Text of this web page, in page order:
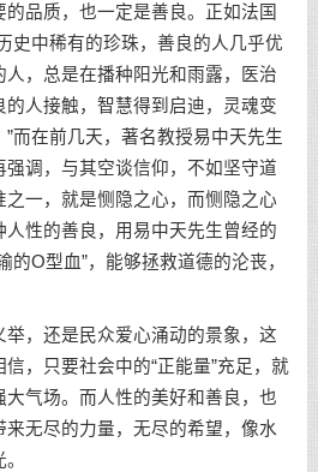
品质，也一定是善良。正如法国
史中稀有的珍珠，善良的人几乎优
，总是在播种阳光和雨露，医治
人接触，智慧得到启迪，灵魂变
而在前几天，著名教授易中天先生
调，与其空谈信仰，不如坚守道
一，就是恻隐之心，而恻隐之心
性的善良，用易中天先生曾经的
的O型血”，能够拯救道德的沦丧，
，还是民众爱心涌动的景象，这
，只要社会中的“正能量”充足，就
气场。而人性的美好和善良，也
无尽的力量，无尽的希望，像水